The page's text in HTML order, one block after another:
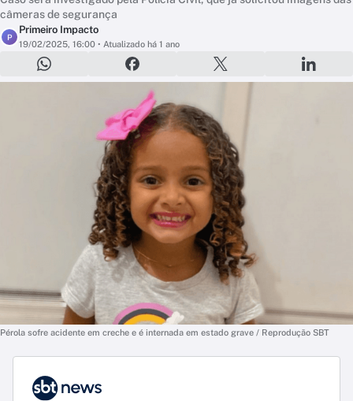
câmeras de segurança
P
Primeiro Impacto
19/02/2025, 16:00 • Atualizado há 1 ano
Pérola sofre acidente em creche e é internada em estado grave / Reprodução SBT